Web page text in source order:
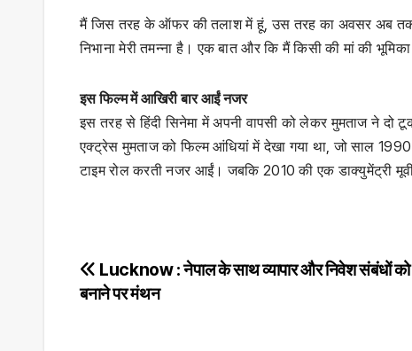
मैं जिस तरह के ऑफर की तलाश में हूं, उस तरह का अवसर अब तक
निभाना मेरी तमन्ना है। एक बात और कि मैं किसी की मां की
इस फिल्म में आखिरी बार आईं नजर
इस तरह से हिंदी सिनेमा में अपनी वापसी को लेकर मुमताज ने दो
एक्ट्रेस मुमताज को फिल्म आंधियां में देखा गया था, जो साल
टाइम रोल करती नजर आईं। जबकि 2010 की एक डाक्युमेंट्री
Post
navigation
Lucknow : नेपाल के साथ व्यापार और निवेश संबंधों
बनाने पर मंथन